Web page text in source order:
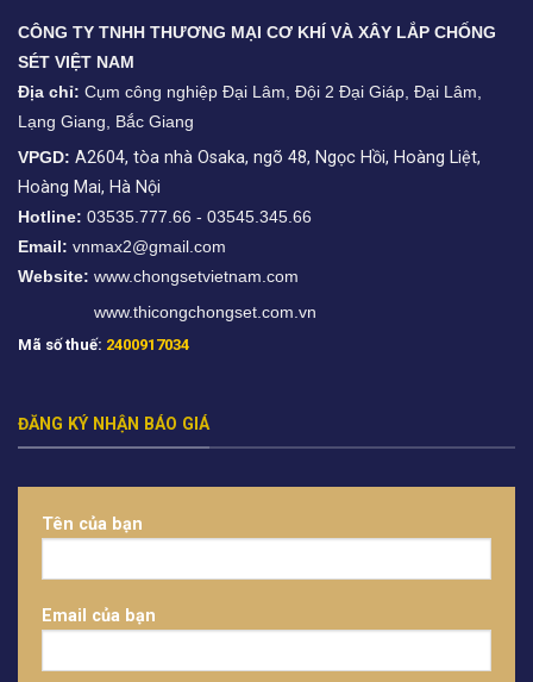
CÔNG TY TNHH THƯƠNG MẠI CƠ KHÍ VÀ XÂY LẮP CHỐNG
SÉT VIỆT NAM
Địa chỉ: Cụm công nghiệp Đại Lâm, Đội 2 Đại Giáp, Đại Lâm,
Lạng Giang, Bắc Giang
VPGD: A2604, tòa nhà Osaka, ngõ 48, Ngọc Hồi, Hoàng Liệt,
Hoàng Mai, Hà Nội
Hotline: 03535.777.66 - 03545.345.66
Email: vnmax2@gmail.com
Website: www.chongsetvietnam.com
www.thicongchongset.com.vn
Mã số thuế: 2400917034
ĐĂNG KÝ NHẬN BÁO GIÁ
Tên của bạn
Email của bạn